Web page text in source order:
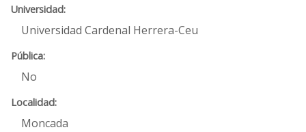
Universidad Cardenal Herrera-Ceu
No
Moncada